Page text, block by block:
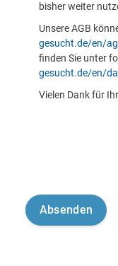
bisher weiter
Unsere AGB
gesucht.de/en/
finden Sie unter
gesucht.de/en/
Vielen Dank für